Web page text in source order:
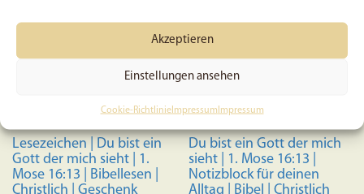
Akzeptieren
Einstellungen ansehen
Cookie-RichtlinieImpressum Impressum
Lesezeichen | Du bist ein
Gott der mich sieht | 1.
Mose 16:13 | Bibellesen |
Christlich | Geschenk
Du bist ein Gott der mich
sieht | 1. Mose 16:13 |
Notizblock für deinen
Alltag | Bibel | Christlich